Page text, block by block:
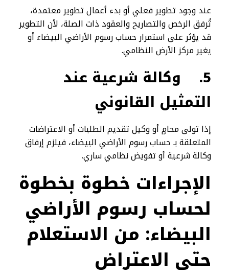
عند وجود تطوير فعلي أو بدء أعمال تطوير معتمدة،
تُرفق الرخص والتصاريح والعقود ذات الصلة، لأن التطوير
قد يؤثر على استمرار حساب رسوم الأراضي البيضاء أو
يغير مركز الأرض النظامي.
5.
وكالة شرعية عند
التمثيل القانوني
إذا تولى محامٍ أو وكيل تقديم الطلبات أو الاعتراضات
المتعلقة بـ حساب رسوم الأراضي البيضاء، فيلزم إرفاق
وكالة شرعية أو تفويض نظامي ساري.
الإجراءات خطوة بخطوة
لحساب رسوم الأراضي
البيضاء: من الاستعلام
حتى الاعتراض